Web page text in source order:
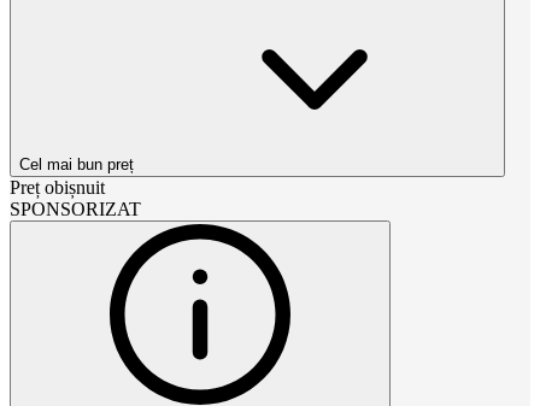
Cel mai bun preț
Preț obișnuit
SPONSORIZAT